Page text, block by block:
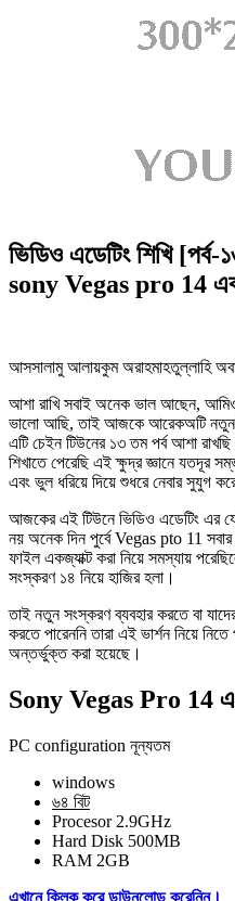
ভিডিও এডেটিং শিখি
sony Vegas pro 14
আসসালামু আলায়কুম অরাহমাহতুল্লাহি
আশা রাখি সবাই অনেক ভাল আছেন,
ভালো আছি, তাই আজকে আরেকঅটি নতুন
এটি চেইন টিউনের ১৩ তম পর্ব আশা
শিখাতে পেরেছি এই ক্ষুদ্র জ্ঞানে যতদূর
এবং ভুল ধরিয়ে দিয়ে শুধরে নেবার সুযুগ
আজকের এই টিউনে ভিডিও এডেটিং এর
নয় অনেক দিন পুর্বে Vegas pto 11 সবার
ফাইল একজ্যাক্ট করা নিয়ে সমস্যায়
সংস্করণ ১৪ নিয়ে হাজির হলা।
তাই নতুন সংস্করণ ব্যবহার করতে বা
করতে পারেননি তারা এই ভার্শন নিয়ে
অন্তর্ভুক্ত করা হয়েছে।
Sony Vegas Pro 14
PC configuration নূন্যতম
windows
৬৪ বিট
Procesor 2.9GHz
Hard Disk 500MB
RAM 2GB
এখানে ক্লিক করে ডাউনলোড করেনিন।